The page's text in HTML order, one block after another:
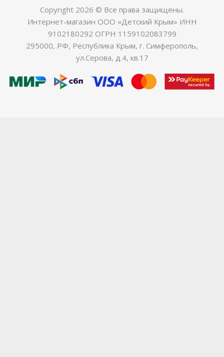
Copyright 2026 © Все права защищены.
Интернет-магазин ООО «Детский Крым» ИНН
9102180292 ОГРН 1159102083799
295000, РФ, Республика Крым, г. Симферополь,
ул.Серова, д.4, кв.17